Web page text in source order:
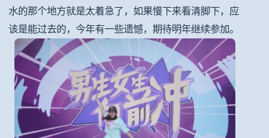
水的那个地方就是太着急了，如果慢下来看清脚下，应
该是能过去的，今年有一些遗憾，期待明年继续参加。